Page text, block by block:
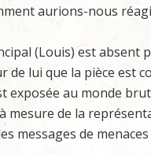
aurions-nous
(Louis) est absent
de lui que la pièce est
exposée au monde
mesure de la
messages de